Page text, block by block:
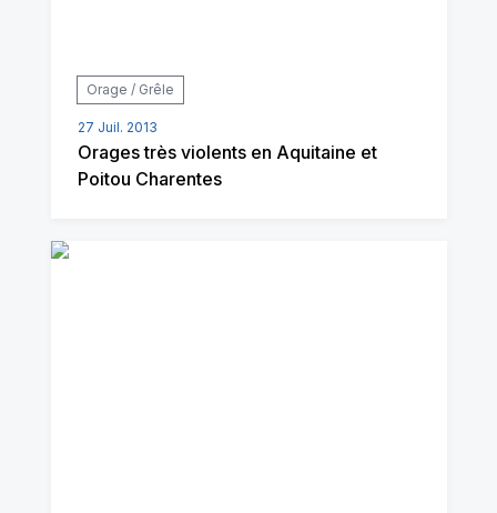
Orage / Grêle
27 Juil. 2013
Orages très violents en Aquitaine et
Poitou Charentes